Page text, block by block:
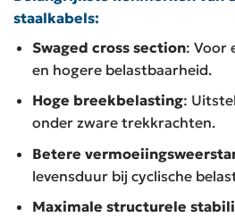
staalkabels:
Swaged cross section: Voor
en hogere belastbaarheid.
Hoge breekbelasting:
onder zware trekkrachten.
Betere
levensduur bij cyclische
Maximale structurele